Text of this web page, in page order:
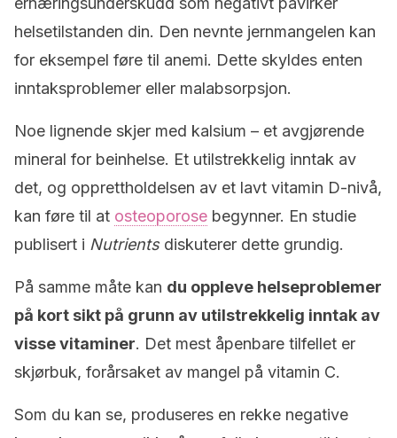
helsetilstanden din. Den nevnte jernmangelen kan
for eksempel føre til anemi. Dette skyldes enten
inntaksproblemer eller malabsorpsjon.
Noe lignende skjer med kalsium – et avgjørende
mineral for beinhelse. Et utilstrekkelig inntak av
det, og opprettholdelsen av et lavt vitamin D-nivå,
kan føre til at osteoporose begynner. En studie
publisert i Nutrientsdiskuterer dette grundig.
På samme måte kan du oppleve helseproblemer
på kort sikt på grunn av utilstrekkelig inntak av
visse vitaminer. Det mest åpenbare tilfellet er
skjørbuk, forårsaket av mangel på vitamin C.
Som du kan se, produseres en rekke negative